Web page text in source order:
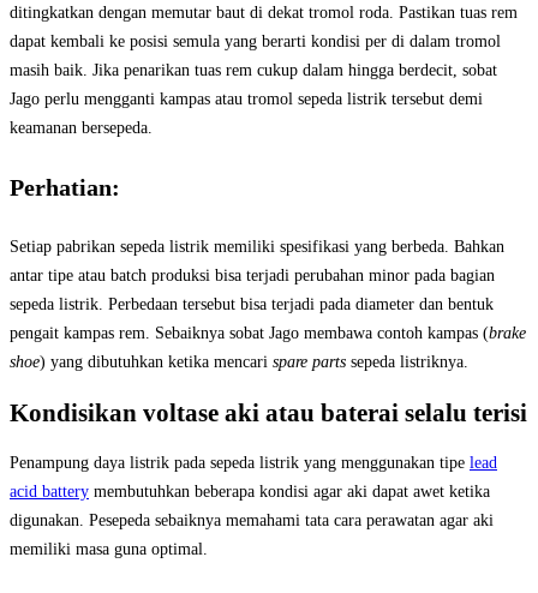
ditingkatkan dengan memutar baut di dekat tromol roda. Pastikan tuas rem
dapat kembali ke posisi semula yang berarti kondisi per di dalam tromol
masih baik. Jika penarikan tuas rem cukup dalam hingga berdecit, sobat
Jago perlu mengganti kampas atau tromol sepeda listrik tersebut demi
keamanan bersepeda.
Perhatian:
Setiap pabrikan sepeda listrik memiliki spesifikasi yang berbeda. Bahkan
antar tipe atau batch produksi bisa terjadi perubahan minor pada bagian
sepeda listrik. Perbedaan tersebut bisa terjadi pada diameter dan bentuk
pengait kampas rem. Sebaiknya sobat Jago membawa contoh kampas (brake
shoe) yang dibutuhkan ketika mencari spare parts sepeda listriknya.
Kondisikan voltase aki atau baterai selalu terisi
Penampung daya listrik pada sepeda listrik yang menggunakan tipe lead
acid battery membutuhkan beberapa kondisi agar aki dapat awet ketika
digunakan. Pesepeda sebaiknya memahami tata cara perawatan agar aki
memiliki masa guna optimal.